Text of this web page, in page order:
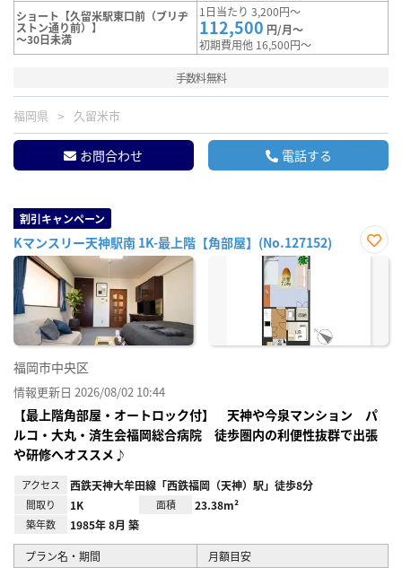
ショート【久留米駅東口前（ブリヂ
ストン通り前）】
～30日未満
1日当たり 3,200円～
112,500 円/月～
初期費用他 16,500円～
手数料無料
福岡県 久留米市
お問合わせ 電話する
割引キャンペーン
Kマンスリー天神駅南 1K-最上階【角部屋】(No.127152)
お気
福岡市中央区
情報更新日 2026/08/02 10:44
【最上階角部屋・オートロック付】 天神や今泉マンション パ
ルコ・大丸・済生会福岡総合病院 徒歩圏内の利便性抜群で出張
や研修へオススメ♪
アクセス 西鉄天神大牟田線「西鉄福岡（天神）駅」徒歩8分
間取り 1K 面積 23.38m²
築年数 1985年 8月 築
プラン名・期間 月額目安